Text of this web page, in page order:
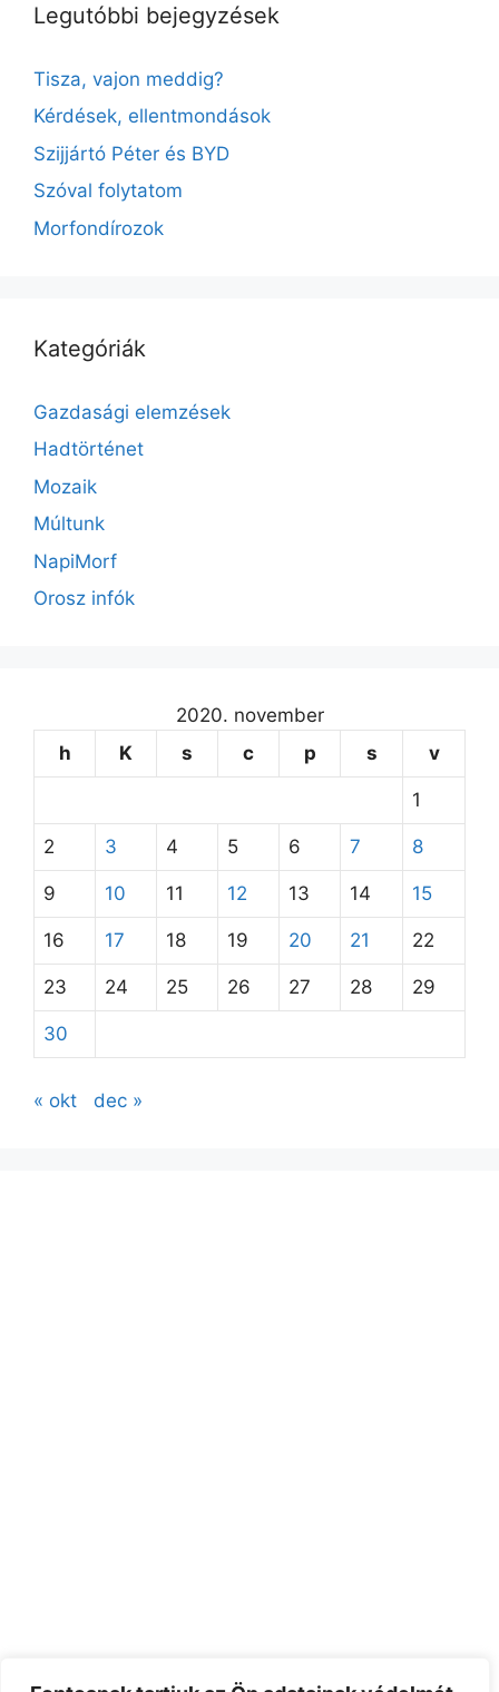
:
Legutóbbi bejegyzések
Tisza, vajon meddig?
Kérdések, ellentmondások
Szijjártó Péter és BYD
Szóval folytatom
Morfondírozok
Kategóriák
Gazdasági elemzések
Hadtörténet
Mozaik
Múltunk
NapiMorf
Orosz infók
2020. november
h
K s c p s v
1
2 3 4 5 6 7 8
9 10 11 12 13 14 15
16 17 18 19 20 21 22
23 24 25 26 27 28 29
30
« okt dec »